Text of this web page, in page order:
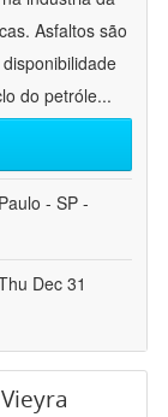
Asfaltos são
do petróle...
- SP -
Dec 31